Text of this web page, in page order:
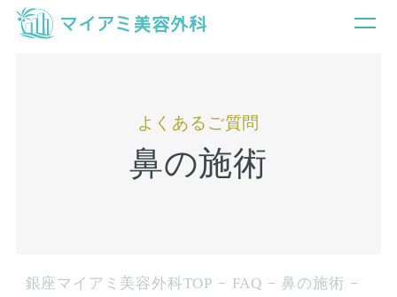
よくあるご質問
鼻の施術
銀座マイアミ美容外科TOP FAQ
鼻の施術